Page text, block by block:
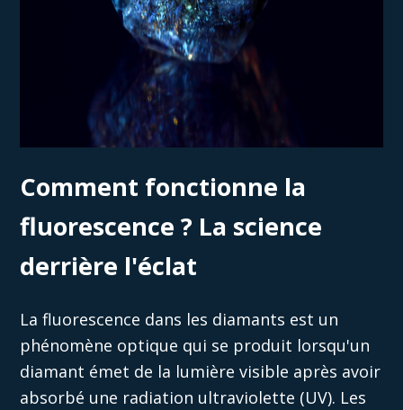
Comment fonctionne la
fluorescence ? La science
derrière l'éclat
La fluorescence dans les diamants est un
phénomène optique qui se produit lorsqu'un
diamant émet de la lumière visible après avoir
absorbé une radiation ultraviolette (UV). Les